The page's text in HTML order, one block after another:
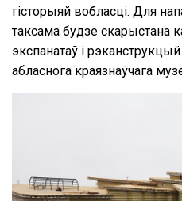
гісторыяй вобласці. Для
таксама будзе скарыстана
экспанатаў і
абласнога краязнаўчага